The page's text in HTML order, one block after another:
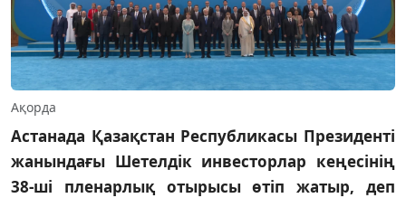
Ақорда
Астанада Қазақстан Республикасы Президенті
жанындағы Шетелдік инвесторлар кеңесінің
38-ші пленарлық отырысы өтіп жатыр, деп